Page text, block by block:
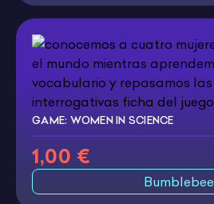
GAME: WOMEN IN SCIENCE
1,00 €
Bumblebee